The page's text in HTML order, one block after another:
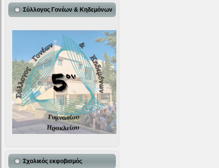
Σύλλογος Γονέων & Κηδεμόνων
Σχολικός εκφοβισμός